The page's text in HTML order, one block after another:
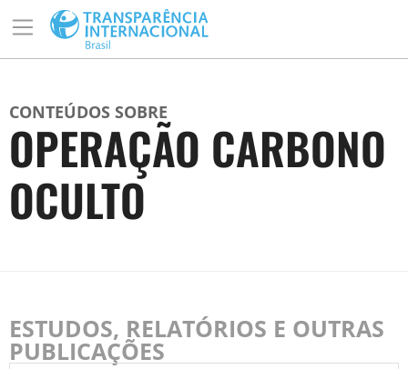
CONTEÚDOS SOBRE
OPERAÇÃO CARBONO
OCULTO
ESTUDOS, RELATÓRIOS E OUTRAS
PUBLICAÇÕES